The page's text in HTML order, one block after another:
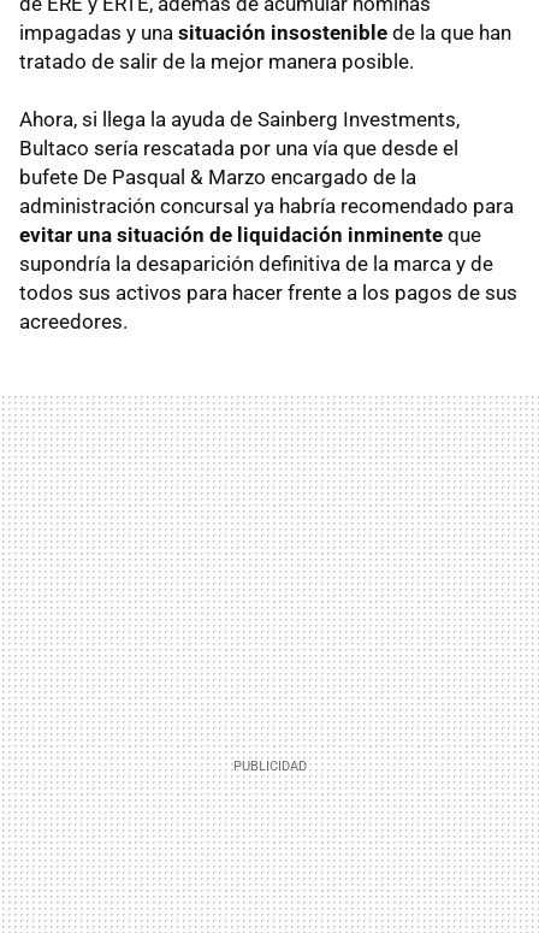
impagadas y una situación insostenible de la que han
tratado de salir de la mejor manera posible.
Ahora, si llega la ayuda de Sainberg Investments,
Bultaco sería rescatada por una vía que desde el
bufete De Pasqual & Marzo encargado de la
administración concursal ya habría recomendado para
evitar una situación de liquidación inminente que
supondría la desaparición definitiva de la marca y de
todos sus activos para hacer frente a los pagos de sus
acreedores.